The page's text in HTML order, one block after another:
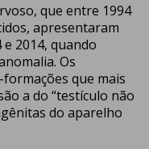
que entre 1994
apresentaram
2014, quando
Os
que mais
a do “testículo não
do aparelho